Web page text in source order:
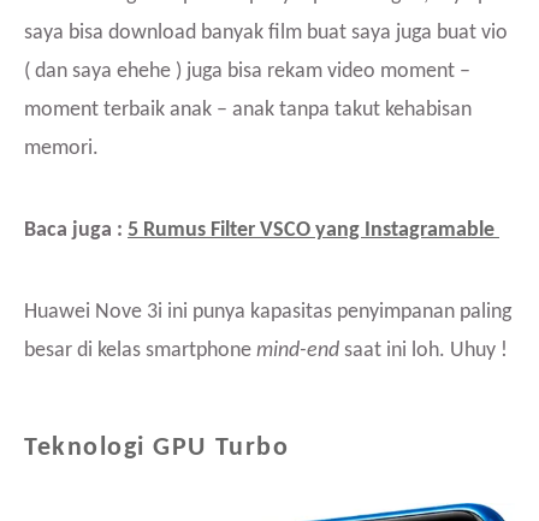
saya bisa download banyak film buat saya juga buat vio
( dan saya ehehe ) juga bisa rekam video moment –
moment terbaik anak – anak tanpa takut kehabisan
memori.
Baca juga : 5 Rumus Filter VSCO yang Instagramable
Huawei Nove 3i ini punya kapasitas penyimpanan paling
besar di kelas smartphone mind-end saat ini loh. Uhuy !
Teknologi GPU Turbo